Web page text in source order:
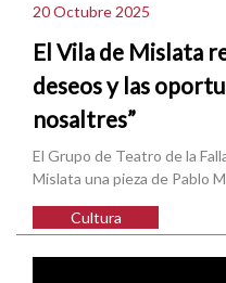
20 Octubre 2025
El Vila de Mislata
deseos y las
nosaltres”
El Grupo de Teatro de la
Mislata una pieza de Pablo
Cultura